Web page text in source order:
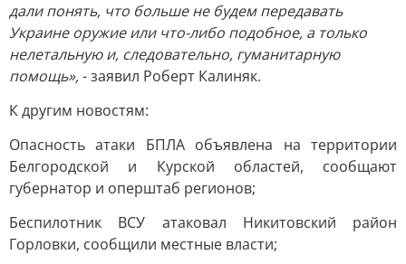
дали понять, что больше не будем передавать
Украине оружие или что-либо подобное, а только
нелетальную и, следовательно, гуманитарную
помощь»,- заявил Роберт Калиняк.
К другим новостям:
Опасность атаки БПЛА объявлена на территории
Белгородской и Курской областей, сообщают
губернатор и оперштаб регионов;
Беспилотник ВСУ атаковал Никитовский район
Горловки, сообщили местные власти;